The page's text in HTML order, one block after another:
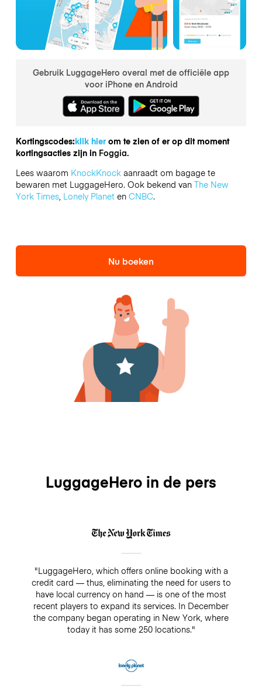
Gebruik LuggageHero overal met de officiële app
voor iPhone en Android
Kortingscodes:klik hierom te zien of er op dit moment
kortingsacties zijn in Foggia.
Lees waarom KnockKnockaanraadt om bagage te
bewaren met LuggageHero. Ook bekend van The New
York Times, Lonely Planeten CNBC.
Nu boeken
LuggageHero in de pers
"LuggageHero, which offers online booking with a
credit card — thus, eliminating the need for users to
have local currency on hand — is one of the most
recent players to expand its services. In December
the company began operating in New York, where
today it has some 250 locations."